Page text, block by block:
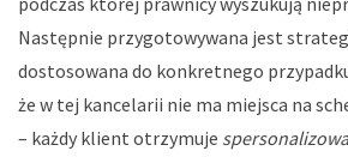
Następnie przygotowywana jest
dostosowana do konkretnego
że w tej kancelarii nie ma miejsca na
– każdy klient otrzymuje